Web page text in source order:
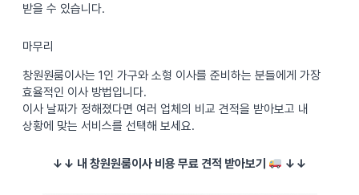
받을 수 있습니다.
마무리
창원원룸이사는 1인 가구와 소형 이사를 준비하는 분들에게 가장
효율적인 이사 방법입니다.
이사 날짜가 정해졌다면 여러 업체의 비교 견적을 받아보고 내
상황에 맞는 서비스를 선택해 보세요.
↓↓ 내 창원원룸이사 비용 무료 견적 받아보기 ↓↓